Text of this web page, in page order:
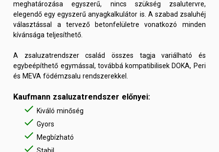
meghatározása egyszerű, nincs szükség zsalutervre,
elegendő egy egyszerű anyagkalkulátor is. A szabad zsaluhéj
választással a tervező betonfelületre vonatkozó minden
kívánsága teljesíthető.
A zsaluzatrendszer család összes tagja variálható és
egybeépíthető egymással, továbbá kompatibilisek DOKA, Peri
és MEVA födémzsalu rendszerekkel.
Kaufmann zsaluzatrendszer előnyei:
done Kiváló minőség
done Gyors
done Megbízható
done